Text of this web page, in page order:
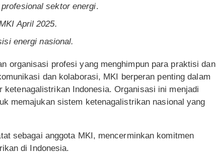
sektor energi.
April 2025.
energi nasional.
organisasi profesi yang menghimpun para praktisi dan
dan kolaborasi, MKI berperan penting dalam
Indonesia. Organisasi ini menjadi
memajukan sistem ketenagalistrikan nasional yang
sebagai anggota MKI, mencerminkan komitmen
di Indonesia.